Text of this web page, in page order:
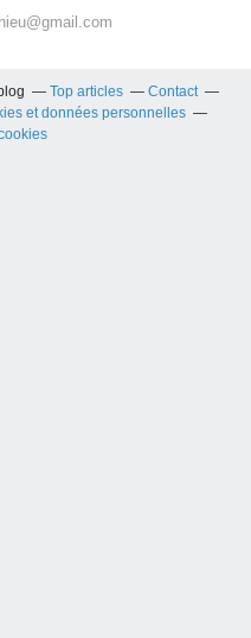
Top articles
Contact
et données personnelles